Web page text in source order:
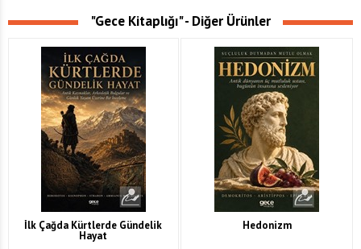
"Gece Kitaplığı" - Diğer Ürünler
İlk Çağda Kürtlerde Gündelik
Hayat
Hedonizm